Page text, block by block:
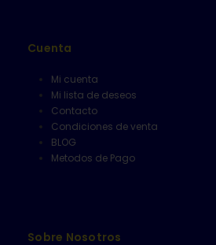
Cuenta
Mi cuenta
Mi lista de deseos
Contacto
Condiciones de venta
BLOG
Metodos de Pago
Sobre Nosotros